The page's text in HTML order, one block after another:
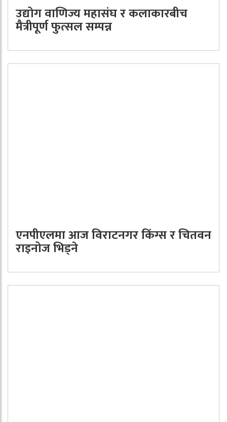
उद्योग वाणिज्य महासंघ र कलाकारबीच
मैत्रीपूर्ण फुत्सल सम्पन्न
एनपीएलमा आज विराटनगर किंग्स र चितवन
राइनोज भिड्ने